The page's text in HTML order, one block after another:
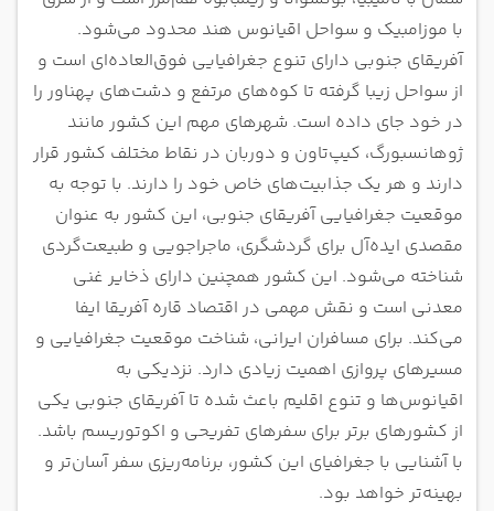
با موزامبیک و سواحل اقیانوس هند محدود می‌شود.
آفریقای جنوبی دارای تنوع جغرافیایی فوق‌العاده‌ای است و
از سواحل زیبا گرفته تا کوه‌های مرتفع و دشت‌های پهناور را
در خود جای داده است. شهرهای مهم این کشور مانند
ژوهانسبورگ، کیپ‌تاون و دوربان در نقاط مختلف کشور قرار
دارند و هر یک جذابیت‌های خاص خود را دارند. با توجه به
موقعیت جغرافیایی آفریقای جنوبی، این کشور به عنوان
مقصدی ایده‌آل برای گردشگری، ماجراجویی و طبیعت‌گردی
شناخته می‌شود. این کشور همچنین دارای ذخایر غنی
معدنی است و نقش مهمی در اقتصاد قاره آفریقا ایفا
می‌کند. برای مسافران ایرانی، شناخت موقعیت جغرافیایی و
مسیرهای پروازی اهمیت زیادی دارد. نزدیکی به
اقیانوس‌ها و تنوع اقلیم باعث شده تا آفریقای جنوبی یکی
از کشورهای برتر برای سفرهای تفریحی و اکوتوریسم باشد.
با آشنایی با جغرافیای این کشور، برنامه‌ریزی سفر آسان‌تر و
بهینه‌تر خواهد بود.